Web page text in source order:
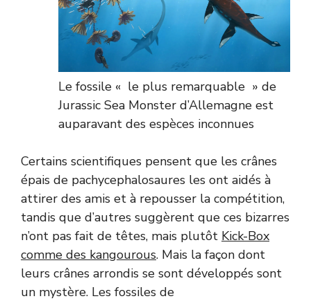
Le fossile « le plus remarquable » de
Jurassic Sea Monster d’Allemagne est
auparavant des espèces inconnues
Certains scientifiques pensent que les crânes
épais de pachycephalosaures les ont aidés à
attirer des amis et à repousser la compétition,
tandis que d’autres suggèrent que ces bizarres
n’ont pas fait de têtes, mais plutôt Kick-Box
comme des kangourous. Mais la façon dont
leurs crânes arrondis se sont développés sont
un mystère. Les fossiles de